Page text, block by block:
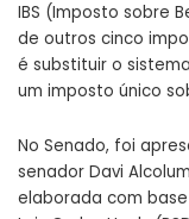
IBS (Imposto sobre
de outros cinco
é substituir o
um imposto único
No Senado, foi
senador Davi
elaborada com